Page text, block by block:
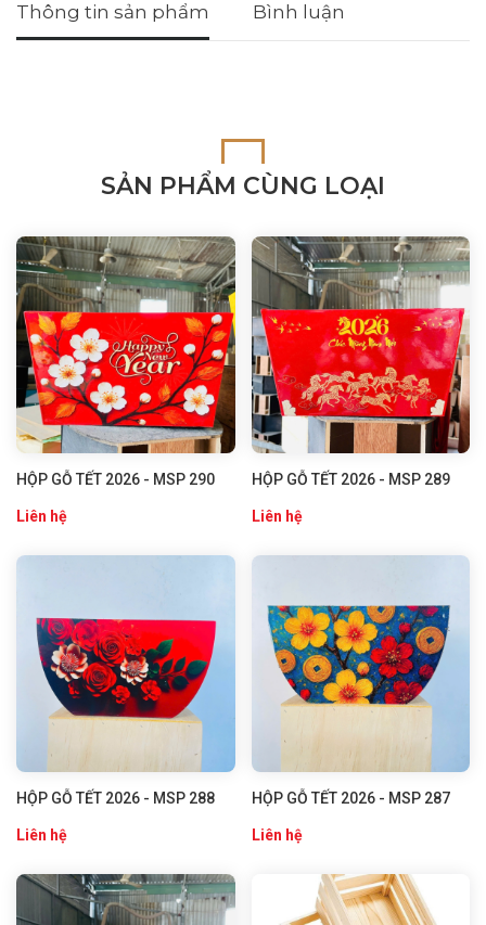
Thông tin sản phẩm Bình luận
SẢN PHẨM CÙNG LOẠI
HỘP GỖ TẾT 2026 - MSP 290
Liên hệ
HỘP GỖ TẾT 2026 - MSP 289
Liên hệ
HỘP GỖ TẾT 2026 - MSP 288
Liên hệ
HỘP GỖ TẾT 2026 - MSP 287
Liên hệ